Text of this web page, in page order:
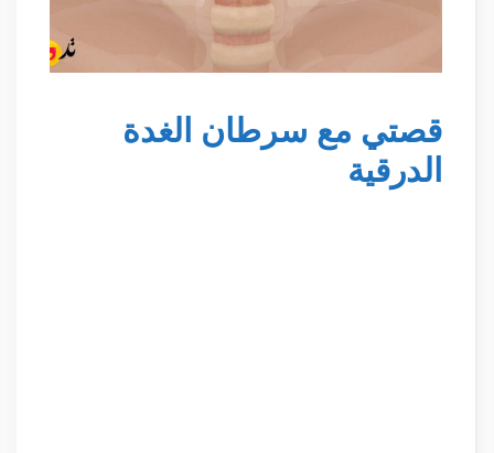
قصتي مع سرطان الغدة
الدرقية